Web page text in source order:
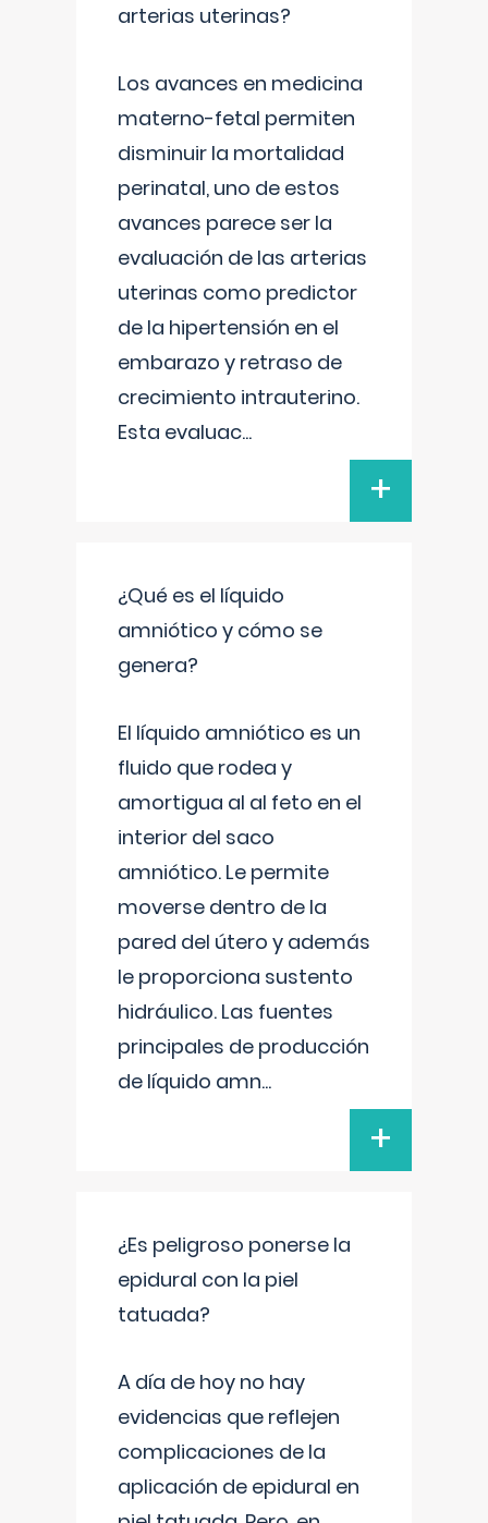
arterias uterinas?
Los avances en medicina
materno-fetal permiten
disminuir la mortalidad
perinatal, uno de estos
avances parece ser la
evaluación de las arterias
uterinas como predictor
de la hipertensión en el
embarazo y retraso de
crecimiento intrauterino.
Esta evaluac...
+
¿Qué es el líquido
amniótico y cómo se
genera?
El líquido amniótico es un
fluido que rodea y
amortigua al al feto en el
interior del saco
amniótico. Le permite
moverse dentro de la
pared del útero y además
le proporciona sustento
hidráulico. Las fuentes
principales de producción
de líquido amn...
+
¿Es peligroso ponerse la
epidural con la piel
tatuada?
A día de hoy no hay
evidencias que reflejen
complicaciones de la
aplicación de epidural en